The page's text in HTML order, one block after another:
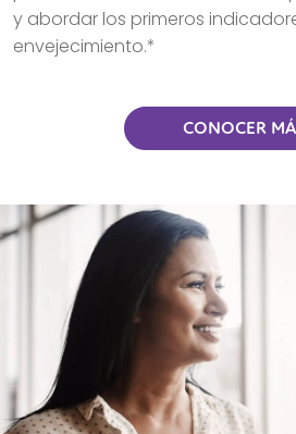
y abordar los primeros
envejecimiento.*
CONOCER